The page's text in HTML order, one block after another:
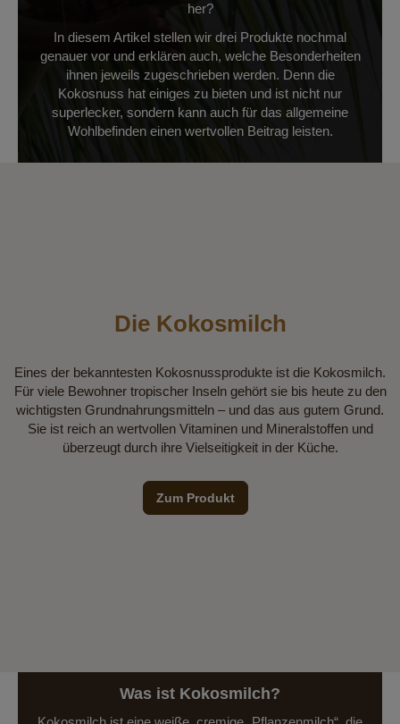
her?
In diesem Artikel stellen wir drei Produkte nochmal
genauer vor und erklären auch, welche Besonderheiten
ihnen jeweils zugeschrieben werden. Denn die
Kokosnuss hat einiges zu bieten und ist nicht nur
superlecker, sondern kann auch für das allgemeine
Wohlbefinden einen wertvollen Beitrag leisten.
Die Kokosmilch
Eines der bekanntesten Kokosnussprodukte ist die Kokosmilch.
Für viele Bewohner tropischer Inseln gehört sie bis heute zu den
wichtigsten Grundnahrungsmitteln – und das aus gutem Grund.
Sie ist reich an wertvollen Vitaminen und Mineralstoffen und
überzeugt durch ihre Vielseitigkeit in der Küche.
Zum Produkt
Was ist Kokosmilch?